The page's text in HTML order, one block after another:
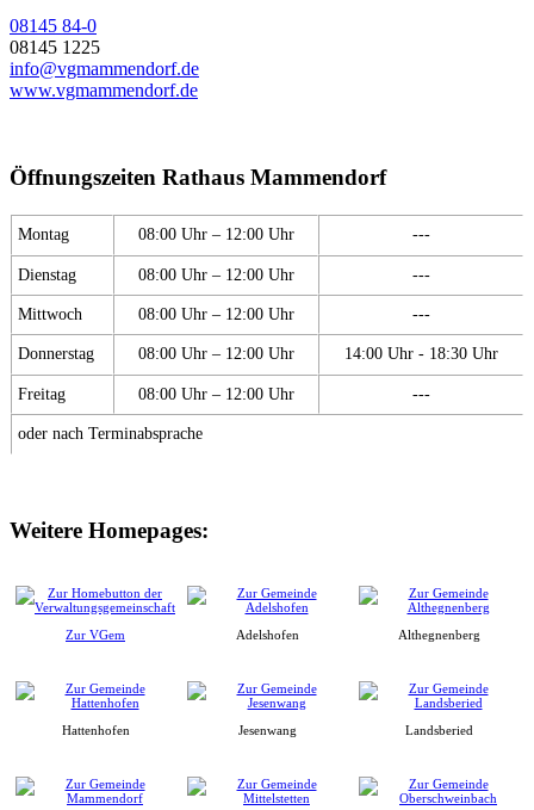
08145 84-0
08145 1225
info@vgmammendorf.de
www.vgmammendorf.de
Öffnungszeiten Rathaus Mammendorf
Montag 08:00 Uhr – 12:00 Uhr ---
Dienstag 08:00 Uhr – 12:00 Uhr ---
Mittwoch 08:00 Uhr – 12:00 Uhr ---
Donnerstag 08:00 Uhr – 12:00 Uhr 14:00 Uhr - 18:30 Uhr
Freitag 08:00 Uhr – 12:00 Uhr ---
oder nach Terminabsprache
Weitere Homepages:
Zur VGem Adelshofen Althegnenberg
Hattenhofen Jesenwang Landsberied